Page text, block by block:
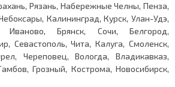
Рязань, Набережные Челны, Пенза,
Калининград, Курск, Улан-Удэ,
Иваново, Брянск, Сочи, Белгород,
Севастополь, Чита, Калуга, Смоленск,
Череповец, Вологда, Владикавказ,
Грозный, Кострома, Новосибирск,